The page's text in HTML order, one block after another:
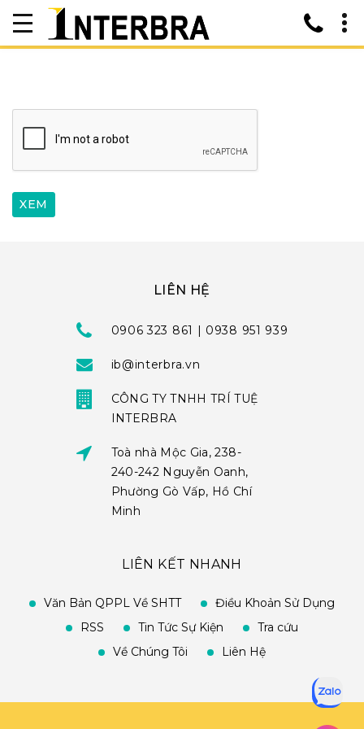
LIÊN HỆ
0906 323 861 | 0938 951 939
ib@interbra.vn
CÔNG TY TNHH TRÍ TUỆ
INTERBRA
Toà nhà Mộc Gia, 238-
240-242 Nguyễn Oanh,
Phường Gò Vấp, Hồ Chí
Minh
LIÊN KẾT NHANH
Văn Bản QPPL Về SHTT
Điều Khoản Sử Dụng
RSS
Tin Tức Sự Kiện
Tra cứu
Về Chúng Tôi
Liên Hệ